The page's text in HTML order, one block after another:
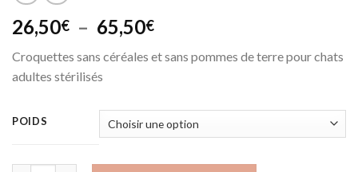
26,50€ – 65,50€Plage
prix :
65,50€
Croquettes sans céréales et sans pommes de terre pour chats
adultes stérilisés
POIDS